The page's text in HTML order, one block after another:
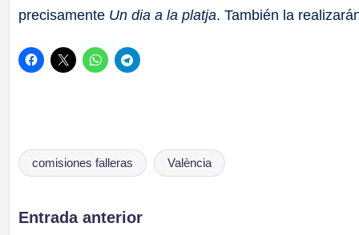
precisamente Un dia a la platja. También la
Etiquetas:
comisiones falleras València
Navegación
Entrada anterior